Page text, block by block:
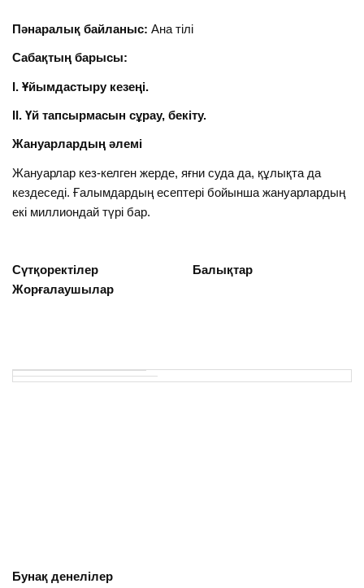
Пәнаралық байланыс:Ана тілі
Сабақтың барысы:
І. Ұйымдастыру кезеңі.
ІІ. Үй тапсырмасын сұрау, бекіту.
Жануарлардың әлемі
Жануарлар кез-келген жерде, яғни суда да, құлықта да
кездеседі. Ғалымдардың есептері бойынша жануарлардың
екі миллиондай түрі бар.
Сүтқоректілер Балықтар
Жорғалаушылар
Бунақ денелілер